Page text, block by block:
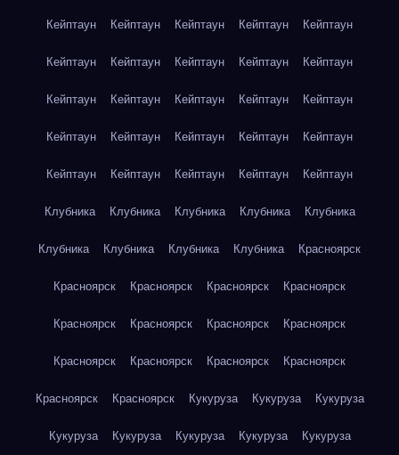
Кейптаун Кейптаун Кейптаун Кейптаун Кейптаун
Кейптаун Кейптаун Кейптаун Кейптаун Кейптаун
Кейптаун Кейптаун Кейптаун Кейптаун Кейптаун
Кейптаун Кейптаун Кейптаун Кейптаун Кейптаун
Кейптаун Кейптаун Кейптаун Кейптаун Кейптаун
Клубника Клубника Клубника Клубника Клубника
Клубника Клубника Клубника Клубника Красноярск
Красноярск Красноярск Красноярск Красноярск
Красноярск Красноярск Красноярск Красноярск
Красноярск Красноярск Красноярск Красноярск
Красноярск Красноярск Кукуруза Кукуруза Кукуруза
Кукуруза Кукуруза Кукуруза Кукуруза Кукуруза